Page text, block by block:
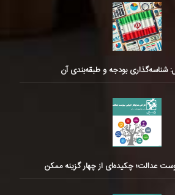
عدالت؛ چکیده‌ای از چهار گزینه ممکن